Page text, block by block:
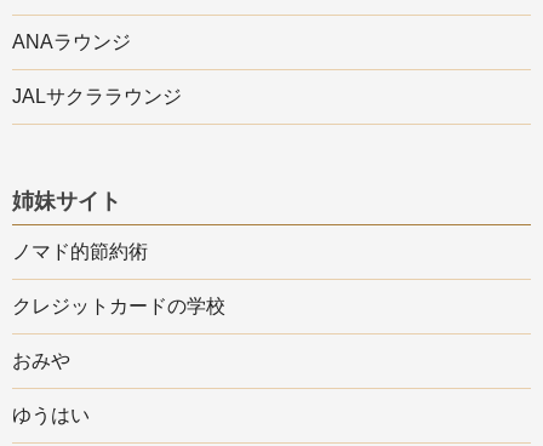
ANAラウンジ
JALサクララウンジ
姉妹サイト
ノマド的節約術
クレジットカードの学校
おみや
ゆうはい